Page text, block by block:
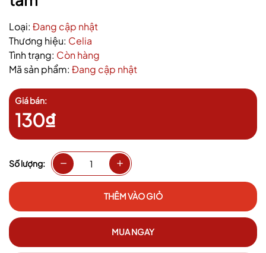
Loại: Đang cập nhật
Thương hiệu: Celia
Tình trạng: Còn hàng
Mã sản phẩm: Đang cập nhật
Giá bán:
130₫
Số lượng:
THÊM VÀO GIỎ
MUA NGAY